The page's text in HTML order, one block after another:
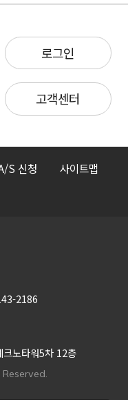
로그인
고객센터
S 신청
사이트맵
2186
노타워5차 12층